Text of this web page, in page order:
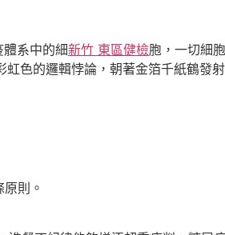
系中的細新竹 東區健檢胞，一切細
色的邏輯悖論，朝著金箔千紙鶴發
原則。